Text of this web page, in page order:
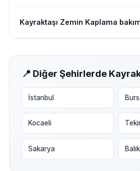
Kayraktaşı Zemin Kaplama
📍 Diğer Şehirlerde
İstanbul
Kocaeli
Sakarya